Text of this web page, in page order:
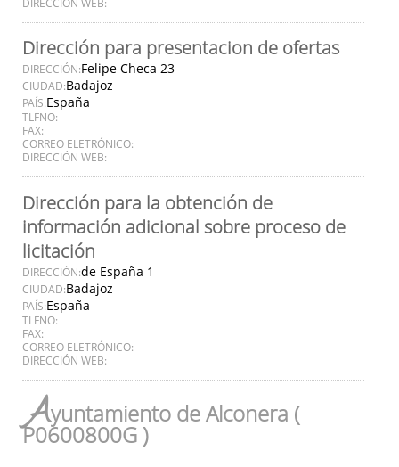
Dirección para presentacion de ofertas
DIRECCIÓN:Felipe Checa 23
CIUDAD:Badajoz
PAÍS:España
TLFNO:
FAX:
CORREO ELETRÓNICO:
DIRECCIÓN WEB:
Dirección para la obtención de
información adicional sobre proceso de
licitación
DIRECCIÓN:de España 1
CIUDAD:Badajoz
PAÍS:España
TLFNO:
FAX:
CORREO ELETRÓNICO:
DIRECCIÓN WEB:
Ayuntamiento de Alconera (
P0600800G )